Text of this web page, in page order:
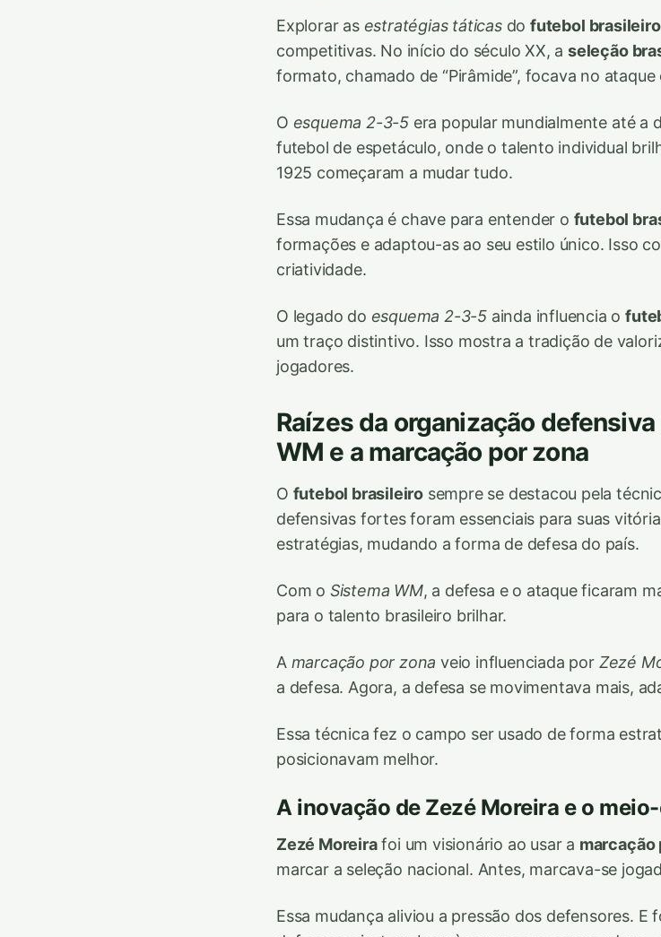
Explorar as estratégias táticasdofutebol brasileiro
competitivas. No início do século XX, aseleção
formato, chamado de “Pirâmide”, focava no
O esquema 2-3-5 era popular mundialmente até a
futebol de espetáculo, onde o talento individual
1925 começaram a mudar tudo.
Essa mudança é chave para entender o futebol
formações e adaptou-as ao seu estilo único. Isso
criatividade.
O legado do esquema 2-3-5 ainda influencia o
um traço distintivo. Isso mostra a tradição de
jogadores.
Raízes da organização
WM e a marcação por zona
O futebol brasileiro sempre se destacou pela
defensivas fortes foram essenciais para suas
estratégias, mudando a forma de defesa do país.
Com o Sistema WM, a defesa e o ataque ficaram
para o talento brasileiro brilhar.
A marcação por zona veio influenciada por Zezé
a defesa. Agora, a defesa se movimentava mais,
Essa técnica fez o campo ser usado de forma
posicionavam melhor.
A inovação de Zezé Moreira e o
Zezé Moreirafoi um visionário ao usar a marcação
marcar a seleção nacional. Antes, marcava-se
Essa mudança aliviou a pressão dos defensores.